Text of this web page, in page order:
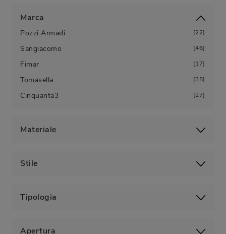
Marca
Pozzi Armadi 22
Sangiacomo 46
Fimar 17
Tomasella 35
Cinquanta3 27
Materiale
Stile
Tipologia
Apertura